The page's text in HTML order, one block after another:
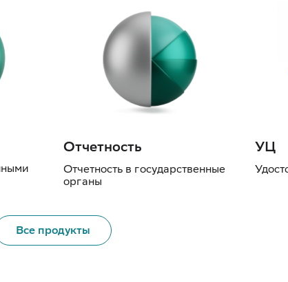
Отчетность
Отчетность в государственные
органы
УЦ
Все продукты